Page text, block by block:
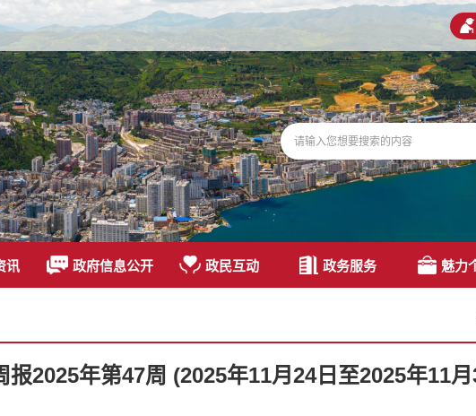
讯 政府信息公开 政民互动 政务服务 魅力
2025年第47周 (2025年11月24日至2025年11